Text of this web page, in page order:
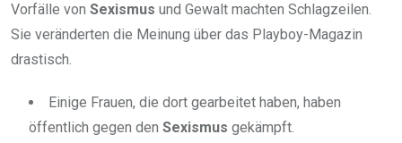
Vorfälle von Sexismus und Gewalt machten Schlagzeilen.
Sie veränderten die Meinung über das Playboy-Magazin
drastisch.
Einige Frauen, die dort gearbeitet haben, haben
öffentlich gegen den Sexismus gekämpft.